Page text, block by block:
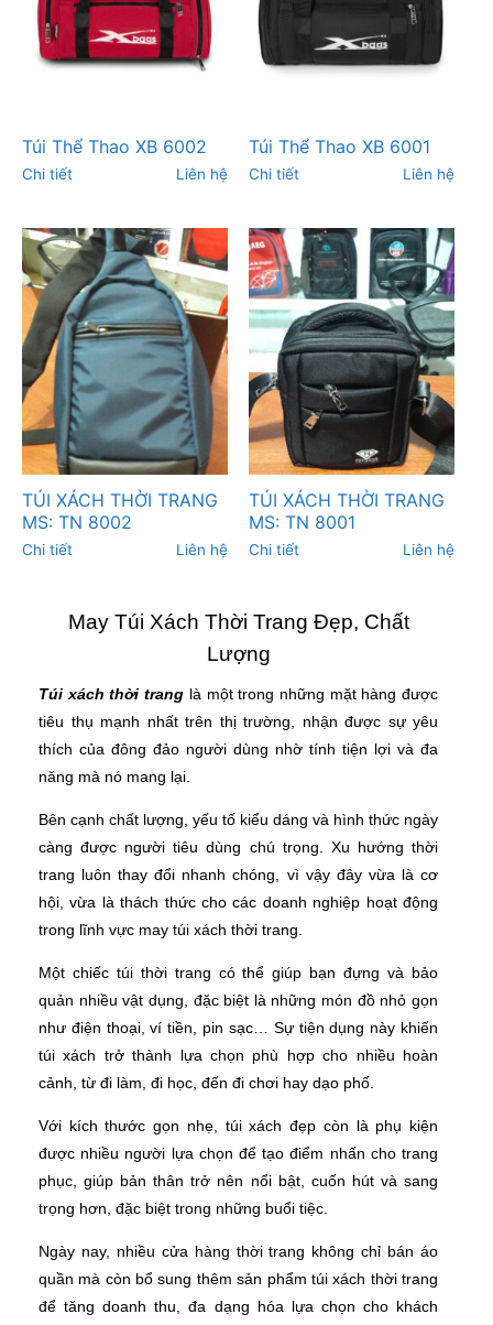
May Túi Xách Thời Trang Đẹp, Chất
Lượng
Túi xách thời trang là một trong những mặt hàng được
tiêu thụ mạnh nhất trên thị trường, nhận được sự yêu
thích của đông đảo người dùng nhờ tính tiện lợi và đa
năng mà nó mang lại.
Bên cạnh chất lượng, yếu tố kiểu dáng và hình thức ngày
càng được người tiêu dùng chú trọng. Xu hướng thời
trang luôn thay đổi nhanh chóng, vì vậy đây vừa là cơ
hội, vừa là thách thức cho các doanh nghiệp hoạt động
trong lĩnh vực may túi xách thời trang.
Một chiếc túi thời trang có thể giúp bạn đựng và bảo
quản nhiều vật dụng, đặc biệt là những món đồ nhỏ gọn
như điện thoại, ví tiền, pin sạc… Sự tiện dụng này khiến
túi xách trở thành lựa chọn phù hợp cho nhiều hoàn
cảnh, từ đi làm, đi học, đến đi chơi hay dạo phố.
Với kích thước gọn nhẹ, túi xách đẹp còn là phụ kiện
được nhiều người lựa chọn để tạo điểm nhấn cho trang
phục, giúp bản thân trở nên nổi bật, cuốn hút và sang
trọng hơn, đặc biệt trong những buổi tiệc.
Ngày nay, nhiều cửa hàng thời trang không chỉ bán áo
quần mà còn bổ sung thêm sản phẩm túi xách thời trang
để tăng doanh thu, đa dạng hóa lựa chọn cho khách
Túi Thể Thao XB 6002
Chi tiết Liên hệ
Túi Thể Thao XB 6001
Chi tiết Liên hệ
TÚI XÁCH THỜI TRANG
MS: TN 8002
Chi tiết Liên hệ
TÚI XÁCH THỜI TRANG
MS: TN 8001
Chi tiết Liên hệ